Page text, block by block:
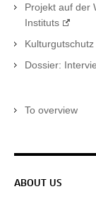
Projekt auf der
Instituts
Dossier:
To overview
Service
ABOUT US